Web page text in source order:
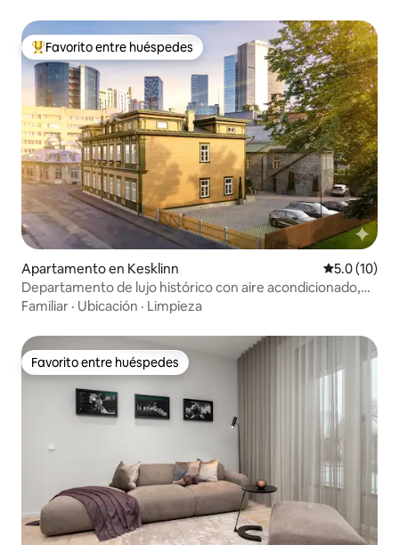
Favorito entre huéspedes preferido
Favorito entre huéspedes
Apartamento en Kesklinn Calificación
5.0 (10)
Departamento de lujo histórico con aire acondicionado,
estacionamiento y jardín
Familiar · Ubicación · Limpieza
Favorito entre huéspedes
Favorito entre huéspedes